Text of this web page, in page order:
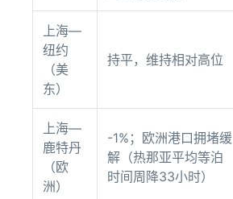
上海—
纽约
（美
东）
持平，维持相对高位
上海—
鹿特丹
（欧
洲）
-1%；欧洲港口拥堵缓
解（热那亚平均等泊
时间周降33小时）